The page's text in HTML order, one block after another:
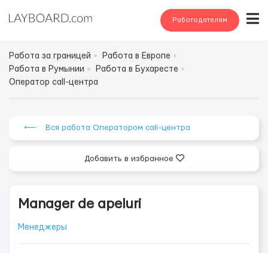
Работодателям
Работа за границей
Работа в Европе
Работа в Румынии
Работа в Бухаресте
Оператор call-центра
⟵ Вся работа Оператором call-центра
Добавить в избранное
Manager de apeluri
Менеджеры